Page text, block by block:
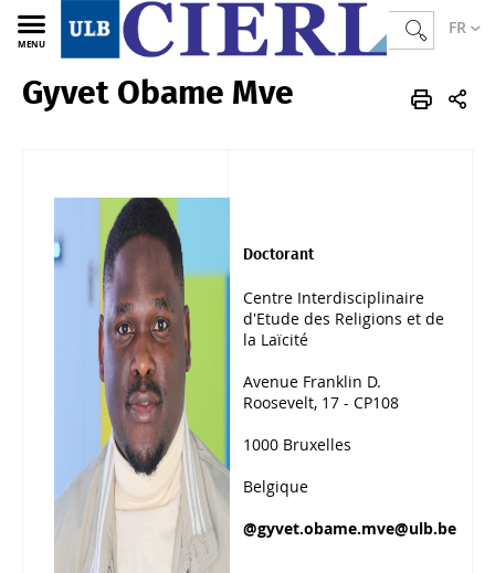
FR
MENU
CIERL FR Membres Corps scientifique
Gyvet Obame Mve
Doctorant
Centre Interdisciplinaire
d'Etude des Religions et de
la Laïcité
Avenue Franklin D.
Roosevelt, 17 - CP108
1000 Bruxelles
Belgique
@gyvet.obame.mve@ulb.be